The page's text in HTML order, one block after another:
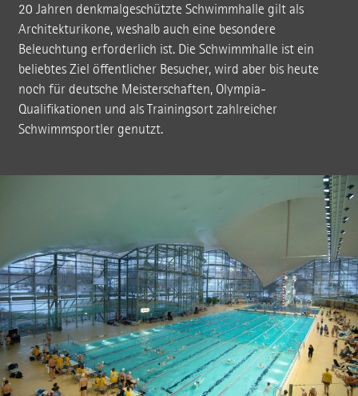
20 Jahren denkmalgeschützte Schwimmhalle gilt als
Architekturikone, weshalb auch eine besondere
Beleuchtung erforderlich ist. Die Schwimmhalle ist ein
beliebtes Ziel öffentlicher Besucher, wird aber bis heute
noch für deutsche Meisterschaften, Olympia-
Qualifikationen und als Trainingsort zahlreicher
Schwimmsportler genutzt.